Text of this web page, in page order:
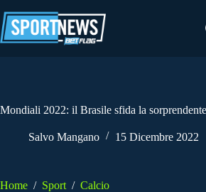
al
contenuto
Mondiali 2022: il Brasile sfida la
Salvo Mangano 15 Dicembre 2022
Home / Sport / Calcio